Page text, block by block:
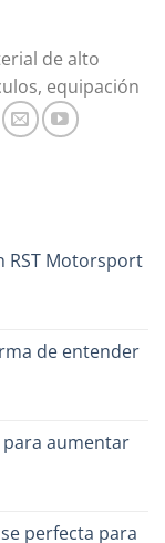
de alto
equipación
RST Motorsport
de entender
aumentar
perfecta para